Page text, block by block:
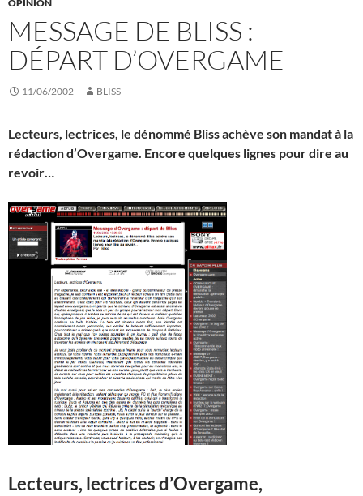
OPINION
MESSAGE DE BLISS :
DÉPART D’OVERGAME
11/06/2002 BLISS
Lecteurs, lectrices, le dénommé Bliss achève son mandat à la
rédaction d’Overgame. Encore quelques lignes pour dire au
revoir…
Lecteurs, lectrices d’Overgame,